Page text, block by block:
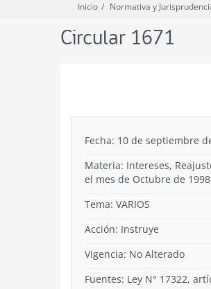
Inicio Normativa y
Circular 1671
Fecha: 10 de septiembre
Materia: Intereses,
el mes de Octubre de
Tema: VARIOS
Acción: Instruye
Vigencia: No Alterado
Fuentes: Ley N° 17322,